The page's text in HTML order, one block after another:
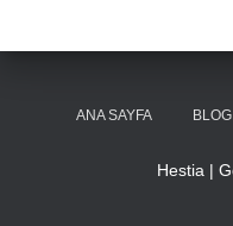
ANA SAYFA BLOG
Hestia |